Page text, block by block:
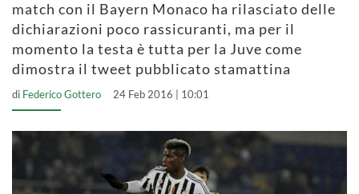
match con il Bayern Monaco ha rilasciato delle
dichiarazioni poco rassicuranti, ma per il
momento la testa è tutta per la Juve come
dimostra il tweet pubblicato stamattina
di Federico Gottero 24 Feb 2016 | 10:01